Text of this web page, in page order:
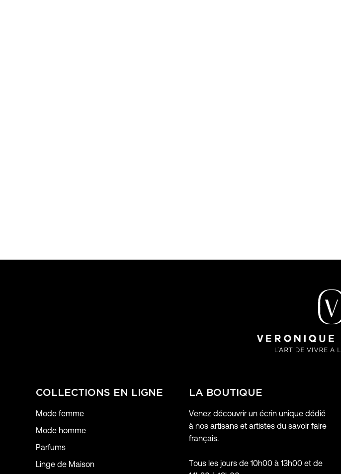
COLLECTIONS EN LIGNE
Mode femme
Mode homme
Parfums
Linge de Maison
LA BOUTIQUE
Venez découvrir un écrin unique dédié
à nos artisans et artistes du savoir faire
français.
Tous les jours de 10h00 à 13h00 et de